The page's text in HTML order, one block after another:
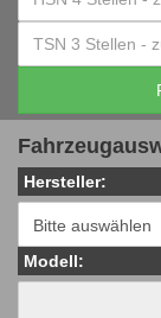
Hersteller:
Modell: